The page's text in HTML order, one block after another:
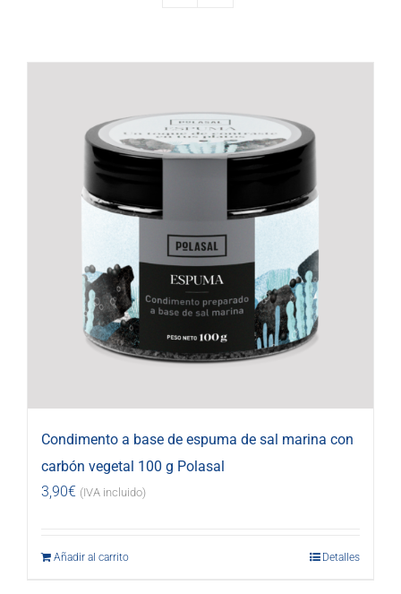
Condimento a base de espuma de sal marina con
carbón vegetal 100 g Polasal
3,90€ (IVA incluido)
Añadir al carrito Detalles